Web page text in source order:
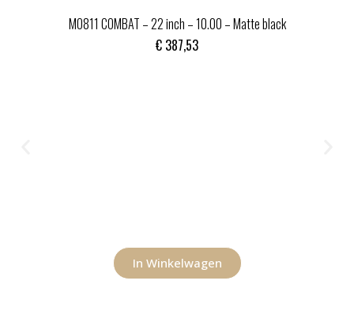
MO811 COMBAT – 22 inch – 10.00 – Matte black
€ 387,53
In Winkelwagen